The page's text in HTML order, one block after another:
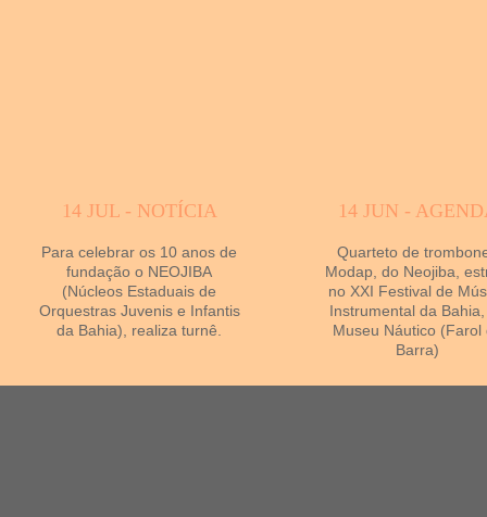
14 JUL - NOTÍCIA
Para celebrar os 10 anos de
fundação o NEOJIBA
(Núcleos Estaduais de
Orquestras Juvenis e Infantis
da Bahia), realiza turnê.
14 JUN -
Quarteto de
Modap, do Neojiba,
no XXI Festival de
Instrumental da
Museu Náutico (Farol
Barra)